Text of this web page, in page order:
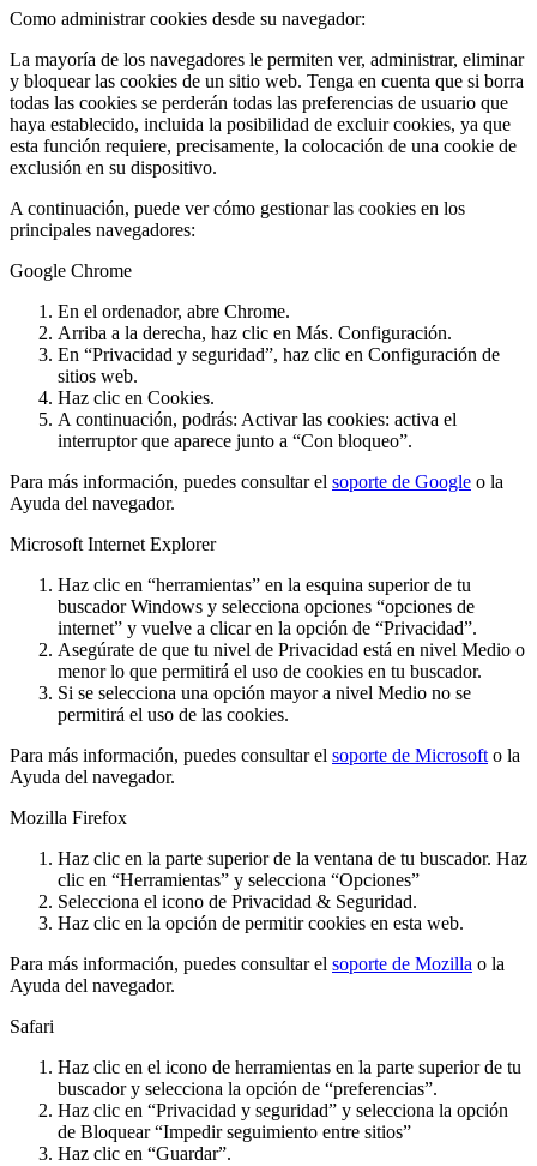
Como administrar cookies desde su navegador:
La mayoría de los navegadores le permiten ver, administrar, eliminar
y bloquear las cookies de un sitio web. Tenga en cuenta que si borra
todas las cookies se perderán todas las preferencias de usuario que
haya establecido, incluida la posibilidad de excluir cookies, ya que
esta función requiere, precisamente, la colocación de una cookie de
exclusión en su dispositivo.
A continuación, puede ver cómo gestionar las cookies en los
principales navegadores:
Google Chrome
En el ordenador, abre Chrome.
Arriba a la derecha, haz clic en Más. Configuración.
En “Privacidad y seguridad”, haz clic en Configuración de
sitios web.
Haz clic en Cookies.
A continuación, podrás: Activar las cookies: activa el
interruptor que aparece junto a “Con bloqueo”.
Para más información, puedes consultar el soporte de Google o la
Ayuda del navegador.
Microsoft Internet Explorer
Haz clic en “herramientas” en la esquina superior de tu
buscador Windows y selecciona opciones “opciones de
internet” y vuelve a clicar en la opción de “Privacidad”.
Asegúrate de que tu nivel de Privacidad está en nivel Medio o
menor lo que permitirá el uso de cookies en tu buscador.
Si se selecciona una opción mayor a nivel Medio no se
permitirá el uso de las cookies.
Para más información, puedes consultar el soporte de Microsoft o la
Ayuda del navegador.
Mozilla Firefox
Haz clic en la parte superior de la ventana de tu buscador. Haz
clic en “Herramientas” y selecciona “Opciones”
Selecciona el icono de Privacidad & Seguridad.
Haz clic en la opción de permitir cookies en esta web.
Para más información, puedes consultar el soporte de Mozilla o la
Ayuda del navegador.
Safari
Haz clic en el icono de herramientas en la parte superior de tu
buscador y selecciona la opción de “preferencias”.
Haz clic en “Privacidad y seguridad” y selecciona la opción
de Bloquear “Impedir seguimiento entre sitios”
Haz clic en “Guardar”.